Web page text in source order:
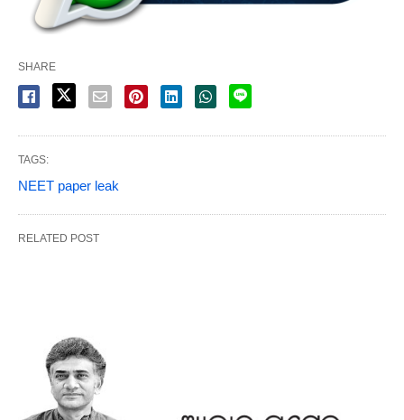
SHARE
TAGS:
NEET paper leak
RELATED POST